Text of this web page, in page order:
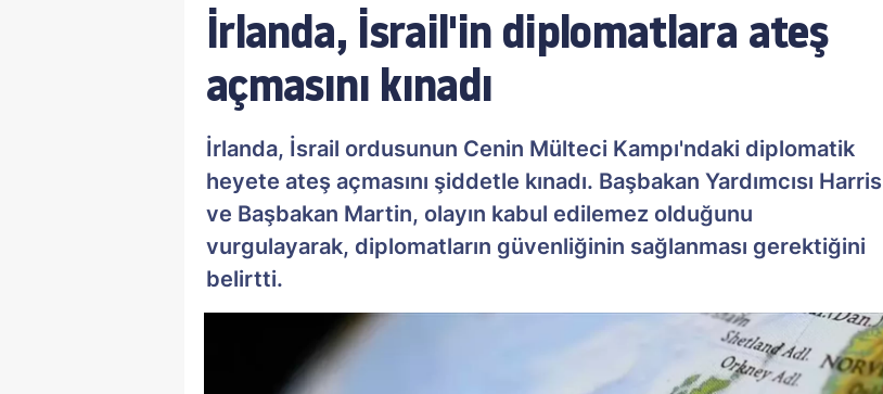
İrlanda, İsrail'in diplomatlara ateş
açmasını kınadı
İrlanda, İsrail ordusunun Cenin Mülteci Kampı'ndaki diplomatik
heyete ateş açmasını şiddetle kınadı. Başbakan Yardımcısı Harris
ve Başbakan Martin, olayın kabul edilemez olduğunu
vurgulayarak, diplomatların güvenliğinin sağlanması gerektiğini
belirtti.